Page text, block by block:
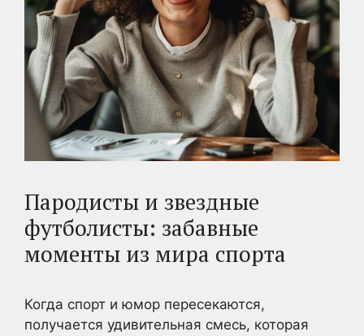
Пародисты и звездные
футболисты: забавные
моменты из мира спорта
Когда спорт и юмор пересекаются,
получается удивительная смесь, которая